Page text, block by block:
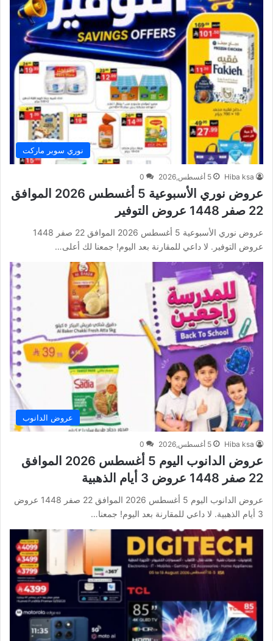
نوري سوبر ماركت
Hiba ksa 5 أغسطس,2026 0
عروض نوري الأسبوعية 5 أغسطس 2026 الموافق
22 صفر 1448 عروض التوفير
عروض نوري الأسبوعية 5 أغسطس 2026 الموافق 22 صفر 1448
عروض التوفير. لا داعي للمقارنة بعد اليوم! جمعنا لك أعلى…
عروض الدانوب
Hiba ksa 5 أغسطس,2026 0
عروض الدانوب اليوم 5 أغسطس 2026 الموافق
22 صفر 1448 عروض 3 أيام الذهبية
عروض الدانوب اليوم 5 أغسطس 2026 الموافق 22 صفر 1448 عروض
3 أيام الذهبية. لا داعي للمقارنة بعد اليوم! جمعنا…